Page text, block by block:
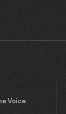
Voice